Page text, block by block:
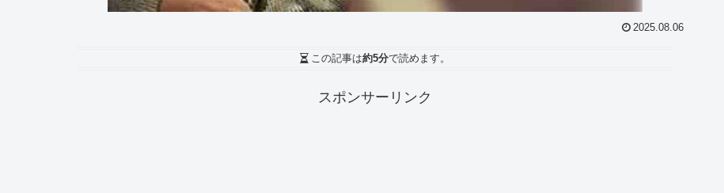
2025.08.06
この記事は約5分で読めます。
スポンサーリンク